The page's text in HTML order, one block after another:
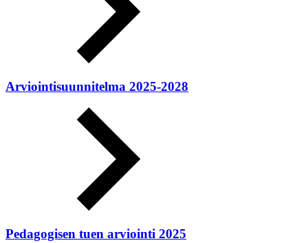
Arviointisuunnitelma 2025-2028
Pedagogisen tuen arviointi 2025